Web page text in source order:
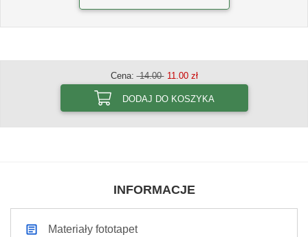
Cena:14.0011.00 zł
DODAJ DO KOSZYKA
INFORMACJE
Materiały fototapet